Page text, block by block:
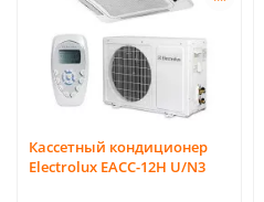
Кассетный кондиционер
Electrolux EACC-12H U/N3